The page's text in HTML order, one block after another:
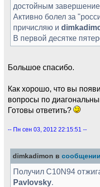
достойным
Активно болел за
причисляю и
В первой десятке
Большое спасибо.
Как хорошо, что вы
вопросы по
Готовы ответить?
-- Пн сен 03, 2012 22:15:51 --
dimkadimon в
Получил C10N94
Pavlovsky.